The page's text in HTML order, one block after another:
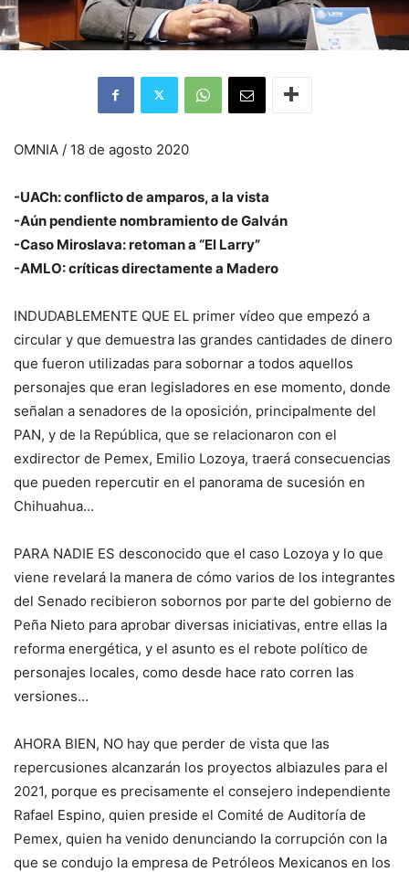
OMNIA / 18 de agosto 2020
-UACh: conflicto de amparos, a la vista
-Aún pendiente nombramiento de Galván
-Caso Miroslava: retoman a “El Larry”
-AMLO: críticas directamente a Madero
INDUDABLEMENTE QUE EL primer vídeo que empezó a
circular y que demuestra las grandes cantidades de dinero
que fueron utilizadas para sobornar a todos aquellos
personajes que eran legisladores en ese momento, donde
señalan a senadores de la oposición, principalmente del
PAN, y de la República, que se relacionaron con el
exdirector de Pemex, Emilio Lozoya, traerá consecuencias
que pueden repercutir en el panorama de sucesión en
Chihuahua…
PARA NADIE ES desconocido que el caso Lozoya y lo que
viene revelará la manera de cómo varios de los integrantes
del Senado recibieron sobornos por parte del gobierno de
Peña Nieto para aprobar diversas iniciativas, entre ellas la
reforma energética, y el asunto es el rebote político de
personajes locales, como desde hace rato corren las
versiones…
AHORA BIEN, NO hay que perder de vista que las
repercusiones alcanzarán los proyectos albiazules para el
2021, porque es precisamente el consejero independiente
Rafael Espino, quien preside el Comité de Auditoría de
Pemex, quien ha venido denunciando la corrupción con la
que se condujo la empresa de Petróleos Mexicanos en los